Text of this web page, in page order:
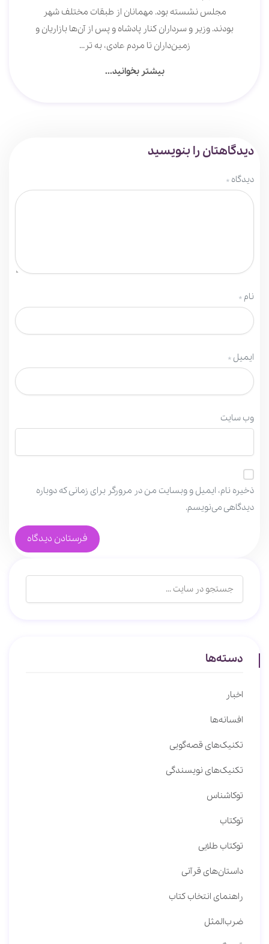
مجلس نشسته بود. مهمانان از طبقات مختلف شهر
بودند. وزیر و سرداران کنار پادشاه و پس از آن‌ها بازاریان و
زمین‌داران تا مردم عادی، به تر...
بیشتر بخوانید...
دیدگاهتان را بنویسید
دیدگاه *
نام *
ایمیل *
وب‌ سایت
ذخیره نام، ایمیل و وبسایت من در مرورگر برای زمانی که دوباره
دیدگاهی می‌نویسم.
دسته‌ها
اخبار
افسانه‌ها
تکنیک‌های قصه‌گویی
تکنیک‌های نویسندگی
توکاشناس
توکتاب
توکتاب طلایی
داستان‌های قرآنی
راهنمای انتخاب کتاب
ضرب‌المثل